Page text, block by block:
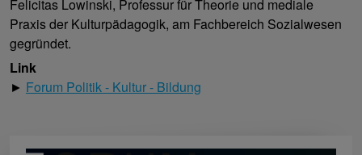
Felicitas Lowinski, Professur für Theorie und mediale
Praxis der Kulturpädagogik, am Fachbereich Sozialwesen
gegründet.
Link
► Forum Politik - Kultur - Bildung